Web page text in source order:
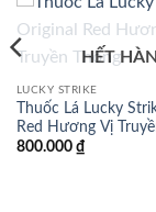
HẾT
LUCKY STRIKE
Thuốc Lá Lucky
Red Hương Vị
800.000 ₫